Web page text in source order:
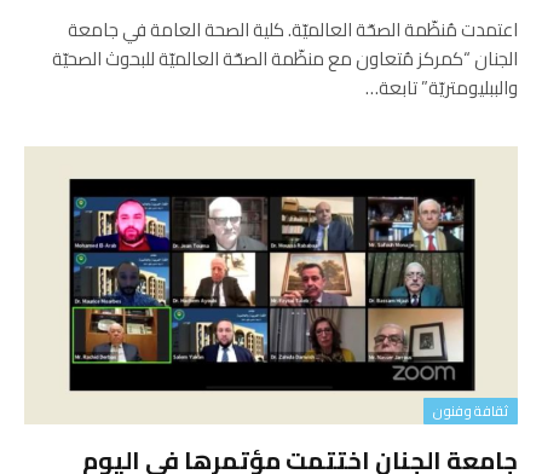
اعتمدت مُنظّمة الصحّة العالميّة. كلية الصحة العامة في جامعة
الجنان “كمركز مُتعاون مع منظّمة الصحّة العالميّة للبحوث الصحيّة
والببليومتريّة” تابعة…
ثقافة وفنون
جامعة الجنان اختتمت مؤتمرها في اليوم